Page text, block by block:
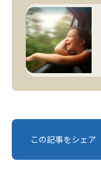
この記事をシェア